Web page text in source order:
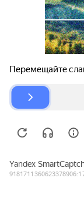
Для
Авторазборки
©